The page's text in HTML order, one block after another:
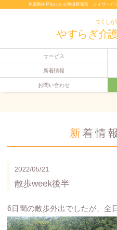
兵庫県神戸市にある地域密着型 デイサービ
つくしが
やすらぎ介
サービス
新着情報
お問い合わせ
新着情
2022/05/21
散歩week後半
6日間の散歩外出でしたが、全